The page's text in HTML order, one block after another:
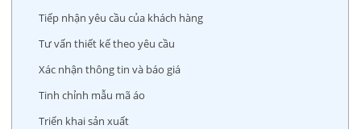
Tiếp nhận yêu cầu của khách hàng
Tư vấn thiết kế theo yêu cầu
Xác nhận thông tin và báo giá
Tinh chỉnh mẫu mã áo
Triển khai sản xuất